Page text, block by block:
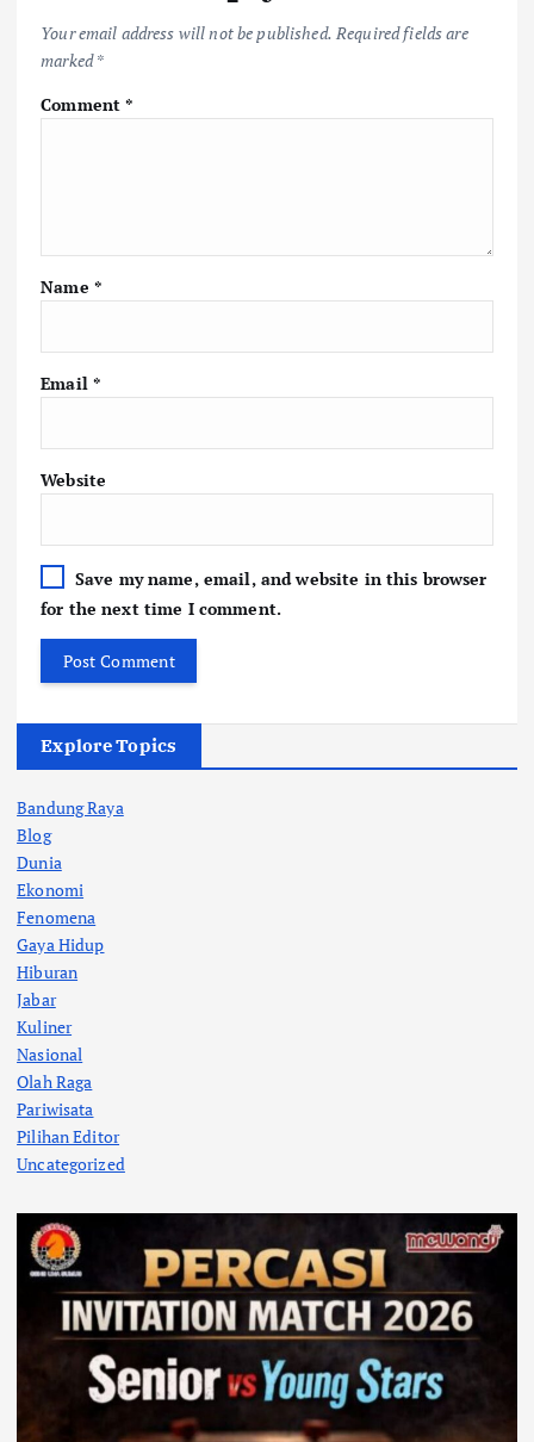
k p k
Your email address will not be published. Required fields are
marked*
Comment*
Name *
Email *
Website
Save my name, email, and website in this browser
for the next time I comment.
Explore Topics
Bandung Raya
Blog
Dunia
Ekonomi
Fenomena
Gaya Hidup
Hiburan
Jabar
Kuliner
Nasional
Olah Raga
Pariwisata
Pilihan Editor
Uncategorized